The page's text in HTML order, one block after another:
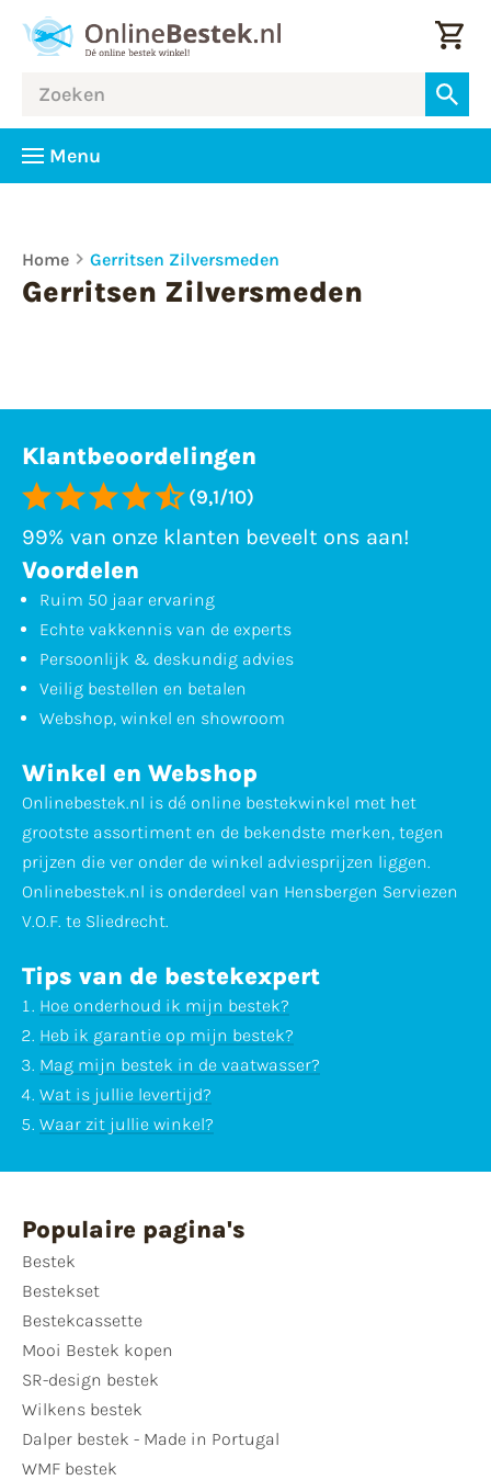
Menu
Home Gerritsen Zilversmeden
Gerritsen Zilversmeden
Klantbeoordelingen
(9,1/10)
99% van onze klanten beveelt ons aan!
Voordelen
Ruim 50 jaar ervaring
Echte vakkennis van de experts
Persoonlijk & deskundig advies
Veilig bestellen en betalen
Webshop, winkel en showroom
Winkel en Webshop
Onlinebestek.nl is dé online bestekwinkel met het
grootste assortiment en de bekendste merken, tegen
prijzen die ver onder de winkel adviesprijzen liggen.
Onlinebestek.nl is onderdeel van Hensbergen Serviezen
V.O.F. te Sliedrecht.
Tips van de bestekexpert
Hoe onderhoud ik mijn bestek?
Heb ik garantie op mijn bestek?
Mag mijn bestek in de vaatwasser?
Wat is jullie levertijd?
Waar zit jullie winkel?
Populaire pagina's
Bestek
Bestekset
Bestekcassette
Mooi Bestek kopen
SR-design bestek
Wilkens bestek
Dalper bestek - Made in Portugal
WMF bestek